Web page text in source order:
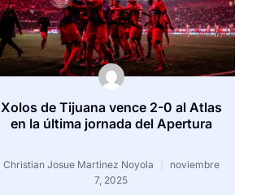
Xolos de Tijuana vence 2-0 al Atlas
en la última jornada del Apertura
Christian Josue Martinez Noyola
noviembre
7, 2025